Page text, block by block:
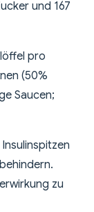
und 167
pro
(50%
Saucen;
zu